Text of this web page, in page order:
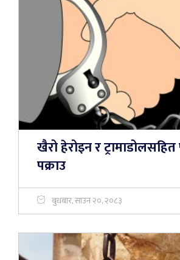
खैरो हेरोइन र
पक्राउ
बुधबार, साउन २०, २०८३